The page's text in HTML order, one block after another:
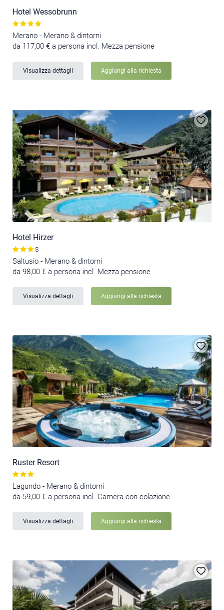
Hotel Wessobrunn
Merano - Merano & dintorni
da 117,00 € a persona incl. Mezza pensione
Visualizza dettagli Aggiungi alla richiesta
Hotel Hirzer
S
Saltusio - Merano & dintorni
da 98,00 € a persona incl. Mezza pensione
Visualizza dettagli Aggiungi alla richiesta
Ruster Resort
Lagundo - Merano & dintorni
da 59,00 € a persona incl. Camera con colazione
Visualizza dettagli Aggiungi alla richiesta